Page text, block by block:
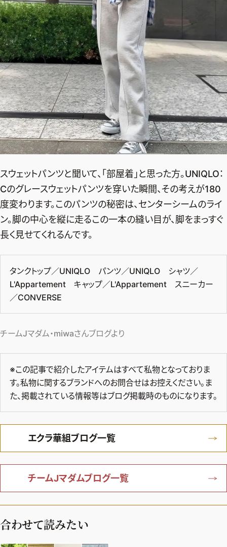
スウェットパンツと聞いて、「部屋着」と思った方。UNIQLO：
Cのグレースウェットパンツを穿いた瞬間、その考えが180
度変わります。このパンツの秘密は、センターシームのライ
ン。脚の中心を縦に走るこの一本の縫い目が、脚をまっすぐ
長く見せてくれるんです。
タンクトップ／UNIQLO パンツ／UNIQLO シャツ／
L'Appartement キャップ／L'Appartement スニーカー
／CONVERSE
チームJマダム・miwaさんブログより
※この記事で紹介したアイテムはすべて私物となっておりま
す。私物に関するブランドへのお問合せはお控えください。ま
た、掲載されている情報等はブログ掲載時のものになります。
エクラ華組ブログ一覧
チームJマダムブログ一覧
合わせて読みたい